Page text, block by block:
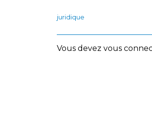
juridique
Vous devez vous